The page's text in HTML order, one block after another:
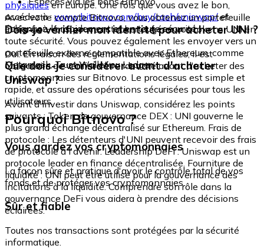
physiquesen Europe. Une fois que vous avez le bon,
accédez à : www.bitnovo.com/buy/cash/uniswap/et
échangez-le rapidement et en toute sécurité.
Avec votre compte Bitnovo, vous obtenez un portefeuille
intégré où vous pouvez stocker et gérer vos tokens UNI en
toute sécurité. Vous pouvez également les envoyer vers un
portefeuille externe compatible avec Ethereum, comme
Metamask, Trust Wallet ou Ledger.
Dois-je vérifier mon identité pour acheter UNI ?
Oui. En raison des réglementations légales, il est
obligatoire de vérifier votre identité avant d'acheter des
cryptomonnaies sur Bitnovo. Le processus est simple et
rapide, et assure des opérations sécurisées pour tous les
utilisateurs.
Que dois-je considérer avant d'acheter
Uniswap ?
Avant d'investir dans Uniswap, considérez les points
suivants : Token de gouvernance DEX : UNI gouverne le
plus grand échange décentralisé sur Ethereum. Frais de
protocole : Les détenteurs d'UNI peuvent recevoir des frais
de protocole à l'avenir. Leadership DeFi : Uniswap est un
protocole leader en finance décentralisée. Fourniture de
liquidité : UNI peut être utilisé pour la gouvernance des
incitations à la liquidité. Comprendre son rôle dans la
gouvernance DeFi vous aidera à prendre des décisions
éclairées.
Pourquoi Bitnovo ?
Vous gardez vos cryptomonnaies
La façon sûre et pratique d'avoir le contrôle total de vos
fonds et de protéger vos cryptomonnaies.
Sûr et fiable
Toutes nos transactions sont protégées par la sécurité
informatique.